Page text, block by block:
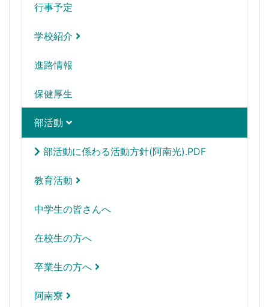
行事予定
学校紹介
進路情報
保健厚生
部活動
部活動に係わる活動方針(阿南光).PDF
教育活動
中学生の皆さんへ
在校生の方へ
卒業生の方へ
阿南寮